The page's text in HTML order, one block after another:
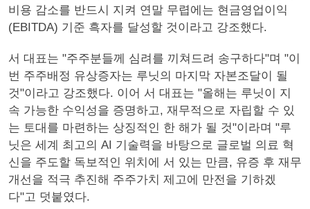
비용 감소를 반드시 지켜 연말 무렵에는 현금영업이익
(EBITDA) 기준 흑자를 달성할 것이라고 강조했다.
서 대표는 "주주분들께 심려를 끼쳐드려 송구하다"며 "이
번 주주배정 유상증자는 루닛의 마지막 자본조달이 될
것"이라고 강조했다. 이어 서 대표는 "올해는 루닛이 지
속 가능한 수익성을 증명하고, 재무적으로 자립할 수 있
는 토대를 마련하는 상징적인 한 해가 될 것"이라며 "루
닛은 세계 최고의 AI 기술력을 바탕으로 글로벌 의료 혁
신을 주도할 독보적인 위치에 서 있는 만큼, 유증 후 재무
개선을 적극 추진해 주주가치 제고에 만전을 기하겠
다"고 덧붙였다.